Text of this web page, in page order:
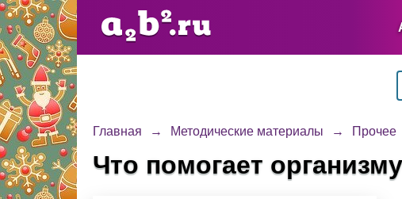
Главная → Методические материалы → Прочее
Что помогает